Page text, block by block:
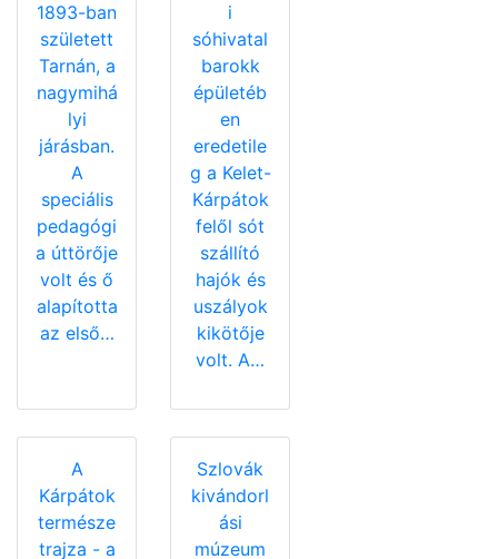
1893-ban
született
Tarnán, a
nagymihá
lyi
járásban.
A
speciális
pedagógi
a úttörője
volt és ő
alapította
az első…
i
sóhivatal
barokk
épületéb
en
eredetile
g a Kelet-
Kárpátok
felől sót
szállító
hajók és
uszályok
kikötője
volt. A…
A
Kárpátok
természe
trajza - a
Szlovák
kivándorl
ási
múzeum